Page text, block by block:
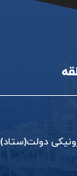
دولت(ستاد)